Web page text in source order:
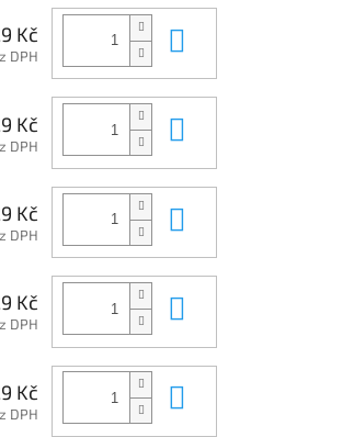
Kč
DPH
Kč
DPH
Kč
DPH
Kč
DPH
Kč
DPH